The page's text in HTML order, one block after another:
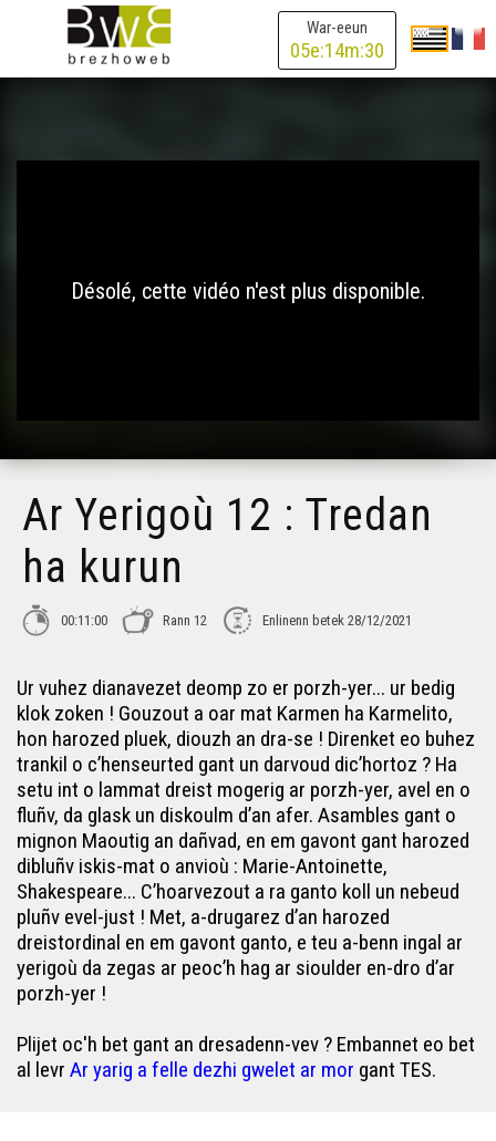
War-eeun
05e:14m:30
Désolé, cette vidéo n'est plus disponible.
Ar Yerigoù 12 : Tredan
ha kurun
00:11:00 Rann 12 Enlinenn betek 28/12/2021
Ur vuhez dianavezet deomp zo er porzh-yer... ur bedig
klok zoken ! Gouzout a oar mat Karmen ha Karmelito,
hon harozed pluek, diouzh an dra-se ! Direnket eo buhez
trankil o c’henseurted gant un darvoud dic’hortoz ? Ha
setu int o lammat dreist mogerig ar porzh-yer, avel en o
fluñv, da glask un diskoulm d’an afer. Asambles gant o
mignon Maoutig an dañvad, en em gavont gant harozed
dibluñv iskis-mat o anvioù : Marie-Antoinette,
Shakespeare... C’hoarvezout a ra ganto koll un nebeud
pluñv evel-just ! Met, a-drugarez d’an harozed
dreistordinal en em gavont ganto, e teu a-benn ingal ar
yerigoù da zegas ar peoc’h hag ar sioulder en-dro d’ar
porzh-yer !
Plijet oc'h bet gant an dresadenn-vev ? Embannet eo bet
al levr Ar yarig a felle dezhi gwelet ar mor gant TES.